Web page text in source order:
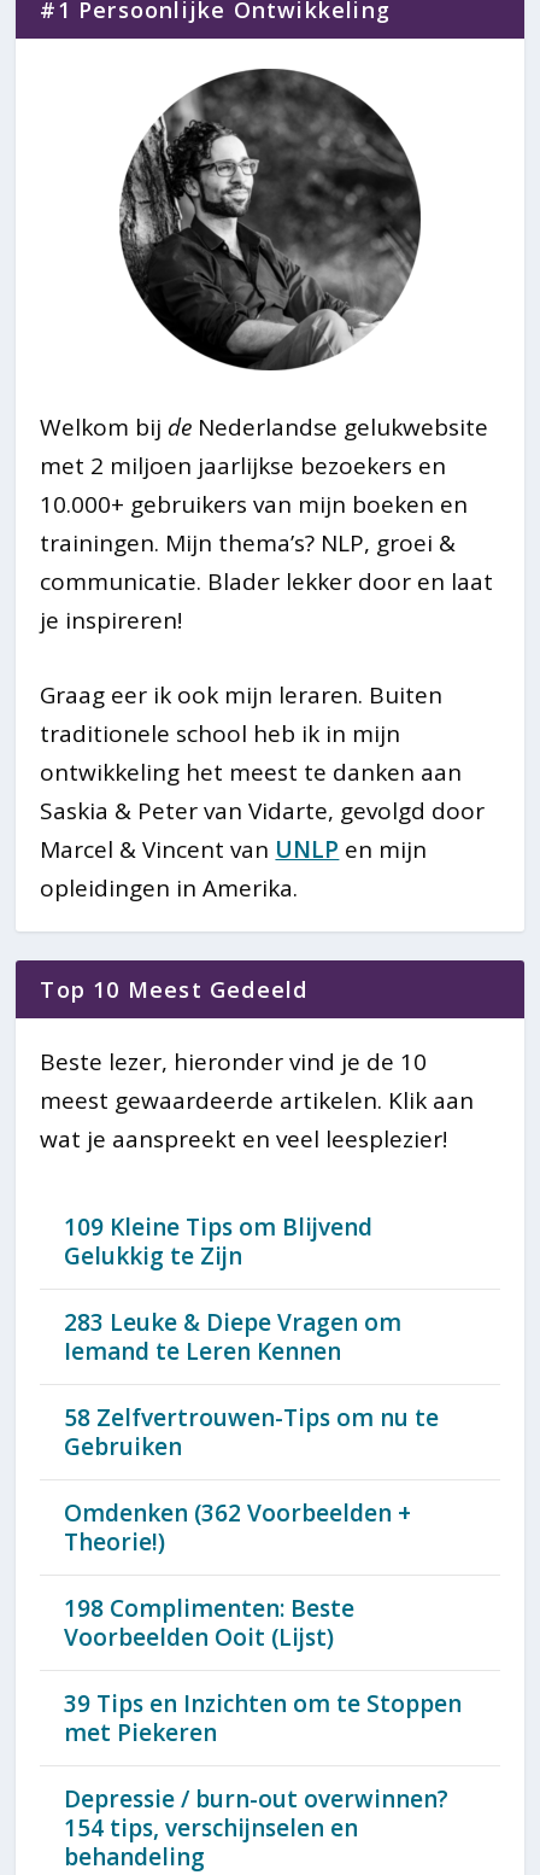
#1 Persoonlijke Ontwikkeling
Welkom bij de Nederlandse gelukwebsite
met 2 miljoen jaarlijkse bezoekers en
10.000+ gebruikers van mijn boeken en
trainingen. Mijn thema’s? NLP, groei &
communicatie. Blader lekker door en laat
je inspireren!
Graag eer ik ook mijn leraren. Buiten
traditionele school heb ik in mijn
ontwikkeling het meest te danken aan
Saskia & Peter van Vidarte, gevolgd door
Marcel & Vincent van UNLP en mijn
opleidingen in Amerika.
Top 10 Meest Gedeeld
Beste lezer, hieronder vind je de 10
meest gewaardeerde artikelen. Klik aan
wat je aanspreekt en veel leesplezier!
109 Kleine Tips om Blijvend
Gelukkig te Zijn
283 Leuke & Diepe Vragen om
Iemand te Leren Kennen
58 Zelfvertrouwen-Tips om nu te
Gebruiken
Omdenken (362 Voorbeelden +
Theorie!)
198 Complimenten: Beste
Voorbeelden Ooit (Lijst)
39 Tips en Inzichten om te Stoppen
met Piekeren
Depressie / burn-out overwinnen?
154 tips, verschijnselen en
behandeling